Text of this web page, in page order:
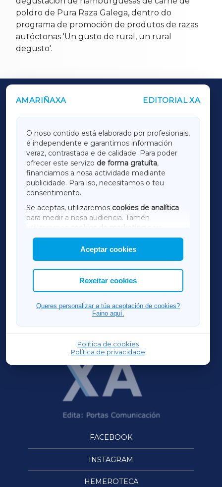
poldro de Pura Raza Galega, dentro do
programa de promoción de produtos de razas
autóctonas 'Un gusto de rural, un rural
degusto'.
AMARIÑAXA EDITORIAL XA
O noso contido está elaborado por profesionais,
é independente e garantimos información
veraz, contrastada e de calidade. Para poder
ofrecer este servizo de forma gratuíta,
financiamos a nosa actividade mediante
publicidade. Para iso, necesitamos o teu
consentimento.
Se aceptas, utilizaremos cookies de analítica
para medir a nosa audiencia. Tamén
utilizaremos
cookies de marketing
mostrar publicidade de terceiros.
Así mesmo, podes personalizar a elección das
cookies que desexas permitir.
Aceptar cookies
Rexeitar cookies
Queres personalizar a túa aceptación de cookies?
Faino aquí.
Política de cookies
Política de privacidade
OUTROS PERIÓDICOS
LUGOXA
TERRACHAXA
AMARIÑAXA
RIBEIRASACRAXA
ACORUÑAXA
FERROLXA
OURENSEXA
FACEBOOK
INSTAGRAM
HEMEROTECA